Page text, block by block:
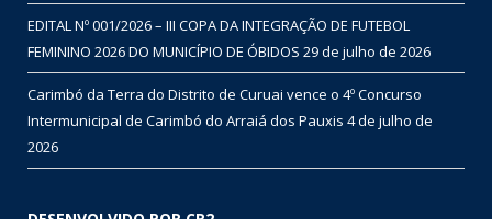
EDITAL Nº 001/2026 – III COPA DA INTEGRAÇÃO DE FUTEBOL
FEMININO 2026 DO MUNICÍPIO DE ÓBIDOS 29 de julho de 2026
Carimbó da Terra do Distrito de Curuai vence o 4º Concurso
Intermunicipal de Carimbó do Arraiá dos Pauxis 4 de julho de
2026